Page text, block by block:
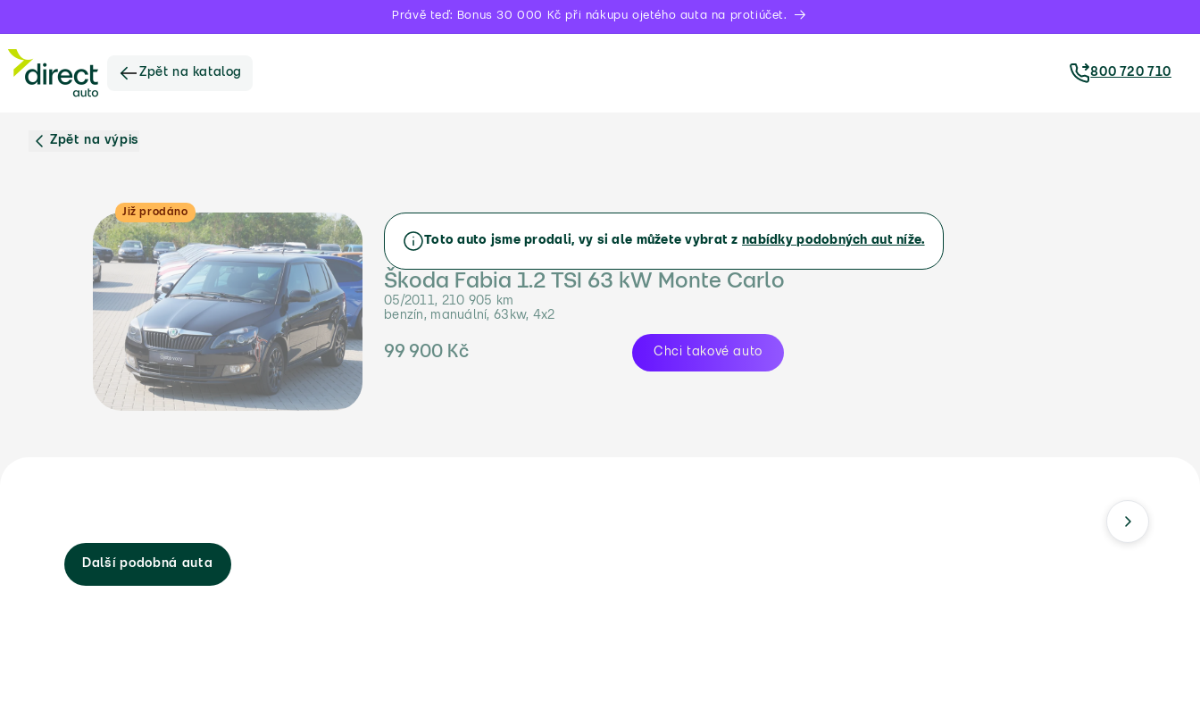
Právě teď: Bonus 30 000 Kč při nákupu ojetého auta na protiúčet.
Zpět na katalog 800 720 710
Zpět na výpis
Již prodáno
Toto auto jsme prodali, vy si ale můžete vybrat z nabídky podobných aut níže.
Škoda Fabia 1.2 TSI 63 kW Monte Carlo
05/2011, 210 905 km
benzín, manuální, 63kw, 4x2
99 900 Kč Chci takové auto
Další podobná auta